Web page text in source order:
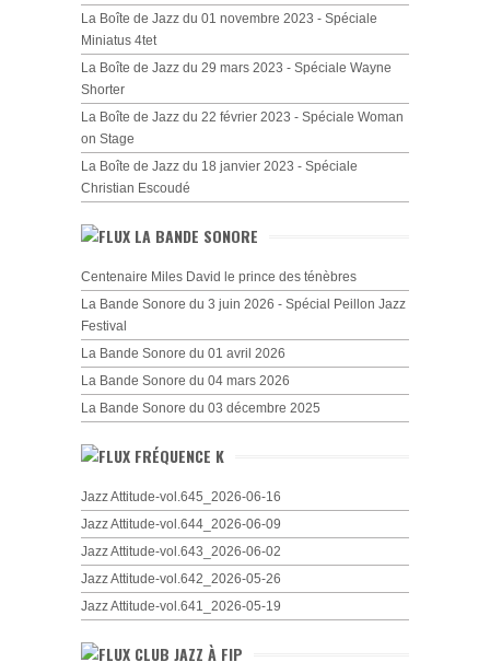
La Boîte de Jazz du 01 novembre 2023 - Spéciale
Miniatus 4tet
La Boîte de Jazz du 29 mars 2023 - Spéciale Wayne
Shorter
La Boîte de Jazz du 22 février 2023 - Spéciale Woman
on Stage
La Boîte de Jazz du 18 janvier 2023 - Spéciale
Christian Escoudé
LA BANDE SONORE
Centenaire Miles David le prince des ténèbres
La Bande Sonore du 3 juin 2026 - Spécial Peillon Jazz
Festival
La Bande Sonore du 01 avril 2026
La Bande Sonore du 04 mars 2026
La Bande Sonore du 03 décembre 2025
FRÉQUENCE K
Jazz Attitude-vol.645_2026-06-16
Jazz Attitude-vol.644_2026-06-09
Jazz Attitude-vol.643_2026-06-02
Jazz Attitude-vol.642_2026-05-26
Jazz Attitude-vol.641_2026-05-19
CLUB JAZZ À FIP